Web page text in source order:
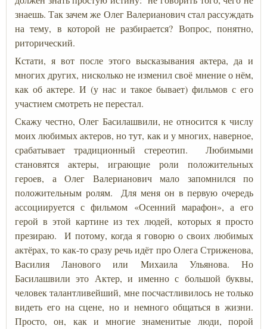
знаешь. Так зачем же Олег Валерианович стал рассуждать
на тему, в которой не разбирается? Вопрос, понятно,
риторический.
Кстати, я вот после этого высказывания актера, да и
многих других, нисколько не изменил своё мнение о нём,
как об актере. И (у нас и такое бывает) фильмов с его
участием смотреть не перестал.
Скажу честно, Олег Басилашвили, не относится к числу
моих любимых актеров, но тут, как и у многих, наверное,
срабатывает традиционный стереотип. Любимыми
становятся актеры, играющие роли положительных
героев, а Олег Валерианович мало запомнился по
положительным ролям. Для меня он в первую очередь
ассоциируется с фильмом «Осенний марафон», а его
герой в этой картине из тех людей, которых я просто
презираю. И потому, когда я говорю о своих любимых
актёрах, то как-то сразу речь идёт про Олега Стриженова,
Василия Ланового или Михаила Ульянова. Но
Басилашвили это Актер, и именно с большой буквы,
человек талантливейший, мне посчастливилось не только
видеть его на сцене, но и немного общаться в жизни.
Просто, он, как и многие знаменитые люди, порой